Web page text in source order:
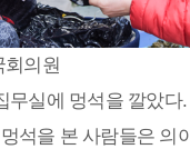
회의원
무실에 멍석을 깔았다.
석을 본 사람들은 의